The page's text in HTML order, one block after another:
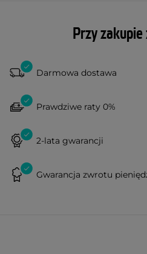
Przy
Darmowa dostawa
Prawdziwe raty 0%
2-lata gwarancji
Gwarancja zwrotu